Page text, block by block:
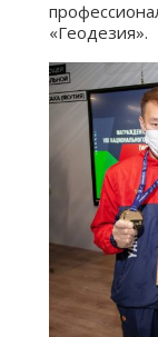
«Геодезия».